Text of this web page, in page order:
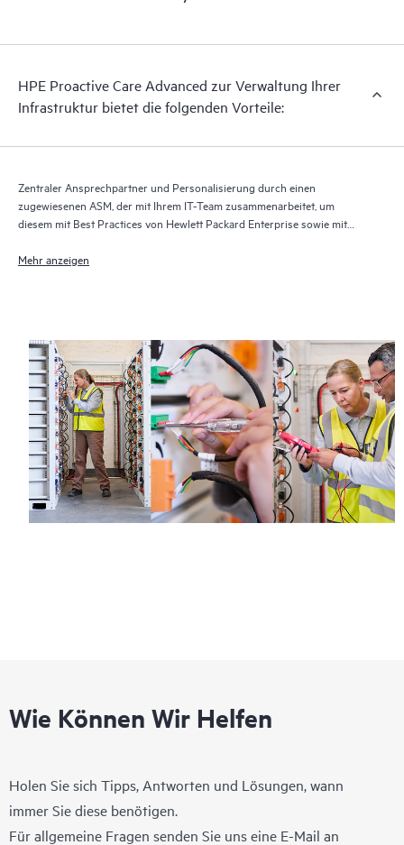
von Daten verwendet, um die Erbringung der Support- und
vollständigen Erbringung und allen Vorteilen dieses
Supportservice profitieren können, muss die aktuelle Version
HPE Proactive Care Advanced zur Verwaltung Ihrer
Infrastruktur bietet die folgenden Vorteile:
Zentraler Ansprechpartner und Personalisierung durch einen
zugewiesenen ASM, der mit Ihrem IT-Team zusammenarbeitet, um
diesem mit Best Practices von Hewlett Packard Enterprise sowie mit
zur Seite zu stehen
Mehr anzeigen
Wie Können Wir Helfen
Holen Sie sich Tipps, Antworten und Lösungen, wann
immer Sie diese benötigen.
Für allgemeine Fragen senden Sie uns eine E-Mail an